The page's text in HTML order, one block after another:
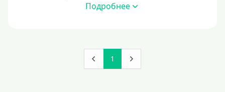
Подробнее
1